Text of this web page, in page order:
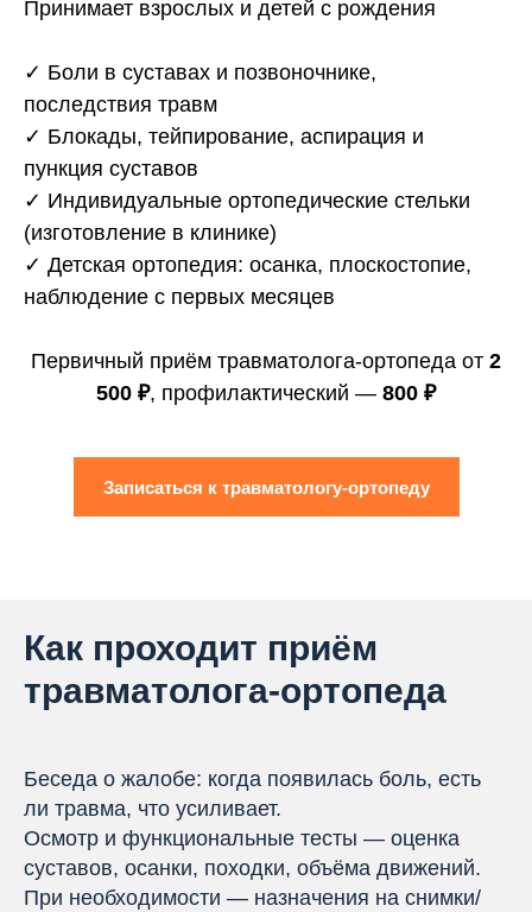
Принимает взрослых и детей с рождения
✓ Боли в суставах и позвоночнике,
последствия травм
✓ Блокады, тейпирование, аспирация и
пункция суставов
✓ Индивидуальные ортопедические стельки
(изготовление в клинике)
✓ Детская ортопедия: осанка, плоскостопие,
наблюдение с первых месяцев
Первичный приём травматолога-ортопеда от 2
500 ₽, профилактический — 800 ₽
Записаться к травматологу-ортопеду
Как проходит приём
травматолога-ортопеда
Беседа о жалобе: когда появилась боль, есть
ли травма, что усиливает.
Осмотр и функциональные тесты — оценка
суставов, осанки, походки, объёма движений.
При необходимости — назначения на снимки/